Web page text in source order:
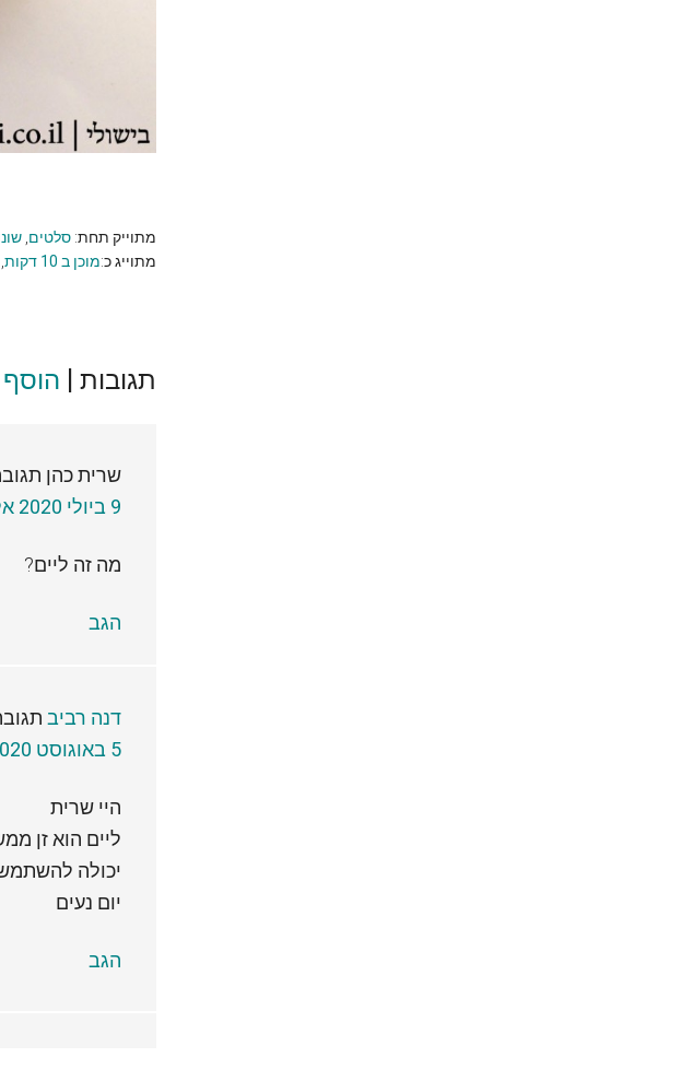
מתוייק תחת: סלטים
מתוייג כ:מוכן ב 10 דקות
Reader
תגובות |
שרית כהן
9 ביולי 2020 אל17:34
מה זה ליים?
הגב
דנה רביב
5 באוגוסט 2020 אל12:03
היי שרית
ליים הוא זן
יכולה
יום נעים
הגב